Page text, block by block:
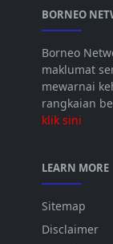
BORNEO
Borneo
maklumat
mewarnai
rangkaian
klik sini
LEARN MORE
Sitemap
Disclaimer